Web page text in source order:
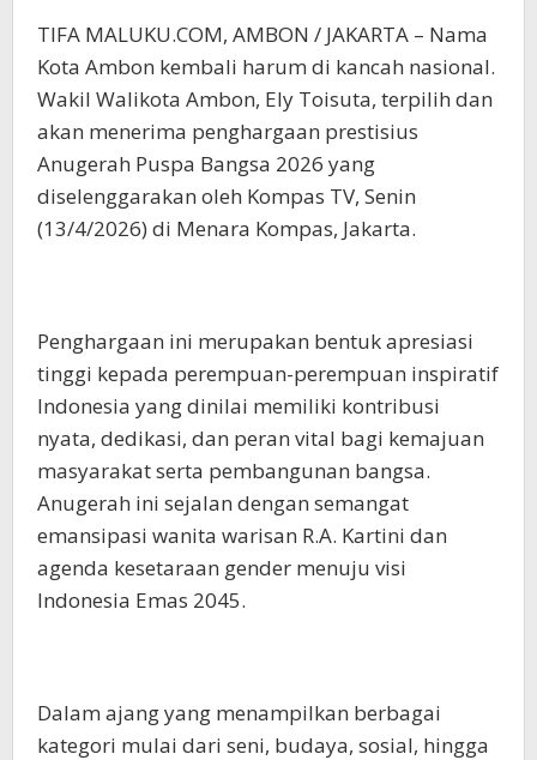
Bangsa
TIFA MALUKU.COM, AMBON / JAKARTA – Nama
Kota Ambon kembali harum di kancah nasional.
Wakil Walikota Ambon, Ely Toisuta, terpilih dan
akan menerima penghargaan prestisius
Anugerah Puspa Bangsa 2026 yang
diselenggarakan oleh Kompas TV, Senin
(13/4/2026) di Menara Kompas, Jakarta.
Penghargaan ini merupakan bentuk apresiasi
tinggi kepada perempuan-perempuan inspiratif
Indonesia yang dinilai memiliki kontribusi
nyata, dedikasi, dan peran vital bagi kemajuan
masyarakat serta pembangunan bangsa.
Anugerah ini sejalan dengan semangat
emansipasi wanita warisan R.A. Kartini dan
agenda kesetaraan gender menuju visi
Indonesia Emas 2045.
Dalam ajang yang menampilkan berbagai
kategori mulai dari seni, budaya, sosial, hingga